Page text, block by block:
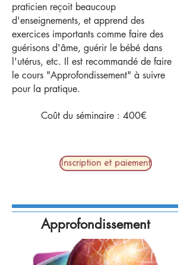
praticien reçoit beaucoup
d'enseignements, et apprend des
exercices importants comme faire des
guérisons d'âme, guérir le bébé dans
l'utérus, etc. Il est recommandé de faire
le cours "Approfondissement" à suivre
pour la pratique.
Coût du séminaire : 400€​
Inscription et paiement
Approfondissement